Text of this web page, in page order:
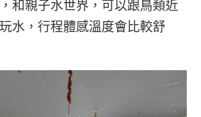
和親子水世界，可以跟鳥類近
水，行程體感溫度會比較舒